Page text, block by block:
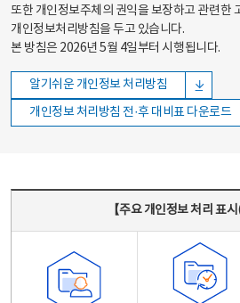
또한 개인정보주체의 권익을 보장하고 관련한
개인정보처리방침을 두고 있습니다.
본 방침은 2026년 5월 4일부터 시행됩니다.
알기쉬운 개인정보 처리방침
개인정보 처리방침 전·후 대비표 다운로드
【주요 개인정보 처리 표시